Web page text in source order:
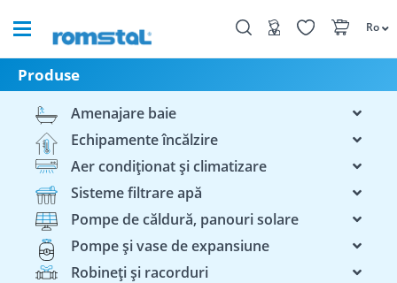
Ro
Produse
Amenajare baie
Echipamente încălzire
Aer condiționat și climatizare
Sisteme filtrare apă
Pompe de căldură, panouri solare
Pompe și vase de expansiune
Robineți și racorduri